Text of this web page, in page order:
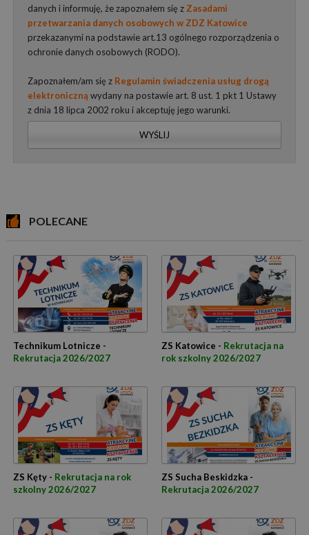
danych i informuję, że zapoznałem się z Zasadami
przetwarzania danych osobowych w ZDZ Katowice
przekazanymi na podstawie art.13 ogólnego rozporządzenia o
ochronie danych osobowych (RODO).
Zapoznałem/am się z Regulamin świadczenia usług drogą
elektroniczną wydany na postawie art. 8 ust. 1 pkt 1 Ustawy
z dnia 18 lipca 2002 roku i akceptuję jego warunki.
WYŚLIJ
POLECANE
Technikum Lotnicze -
Rekrutacja 2026/2027
ZS Katowice - Rekrutacja na
rok szkolny 2026/2027
ZS Kęty - Rekrutacja na rok
szkolny 2026/2027
ZS Sucha Beskidzka -
Rekrutacja 2026/2027